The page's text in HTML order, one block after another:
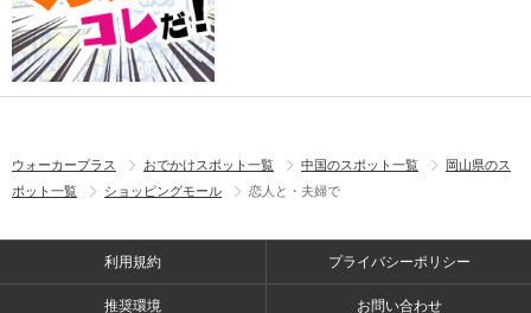
ウォーカープラス おでかけスポット一覧 中国のスポット一覧
岡山県のス
ポット一覧
ショッピングモール 恋人と・夫婦で
利用規約 プライバシーポリシー
推奨環境 お問い合わせ